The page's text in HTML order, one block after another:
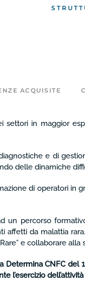
ACQUISITE
in maggior
e di
delle dinamiche
di operatori in
un percorso
affetti da malattia
e collaborare
CNFC del
l’esercizio